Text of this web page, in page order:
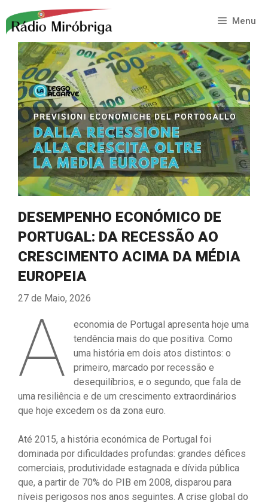
para
conteúdo
Menu
DESEMPENHO ECONÓMICO DE
PORTUGAL: DA RECESSÃO AO
CRESCIMENTO ACIMA DA MÉDIA
EUROPEIA
27 de Maio, 2026
A
economia de Portugal apresenta hoje uma
tendência mais do que positiva. Como
uma história em dois atos distintos: o
primeiro, marcado por recessão e
desequilíbrios, e o segundo, que fala de
uma resiliência e de um crescimento extraordinários
que hoje excedem os da zona euro.
Até 2015, a história económica de Portugal foi
dominada por dificuldades profundas: grandes défices
comerciais, produtividade estagnada e dívida pública
que, a partir de 70% do PIB em 2008, disparou para
níveis perigosos nos anos seguintes. A crise global do